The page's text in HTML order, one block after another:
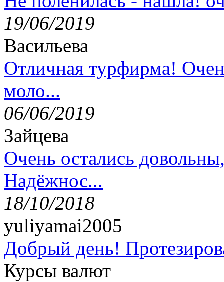
19/06/2019
Васильева
Отличная турфирма!
моло...
06/06/2019
Зайцева
Очень остались
Надёжнос...
18/10/2018
yuliyamai2005
Добрый день!
Курсы валют